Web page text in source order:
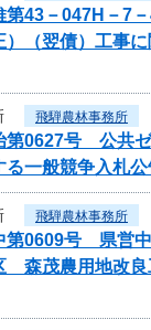
第43－047H－
（翌債）工事
飛騨農林事務所
第0627号 公共
る一般競争入札公
飛騨農林事務所
第0609号 県営
森茂農用地改良